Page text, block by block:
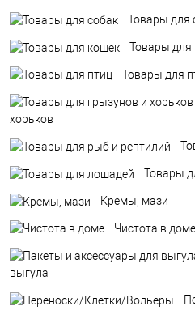
Товары для
Товары для
Товары для
хорьков
Товары
Кремы, мази
Чистота в доме
выгула